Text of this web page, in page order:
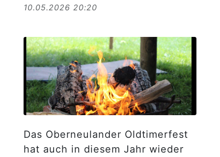
10.05.2026 20:20
Das Oberneulander Oldtimerfest
hat auch in diesem Jahr wieder